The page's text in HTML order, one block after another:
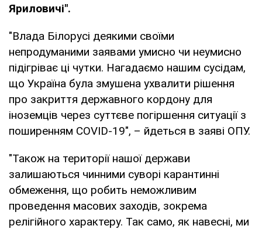
Яриловичі".
"Влада Білорусі деякими своїми
непродуманими заявами умисно чи неумисно
підігріває ці чутки. Нагадаємо нашим сусідам,
що Україна була змушена ухвалити рішення
про закриття державного кордону для
іноземців через суттєве погіршення ситуації з
поширенням COVID-19", – йдеться в заяві ОПУ.
"Також на території нашої держави
залишаються чинними суворі карантинні
обмеження, що робить неможливим
проведення масових заходів, зокрема
релігійного характеру. Так само, як навесні, ми